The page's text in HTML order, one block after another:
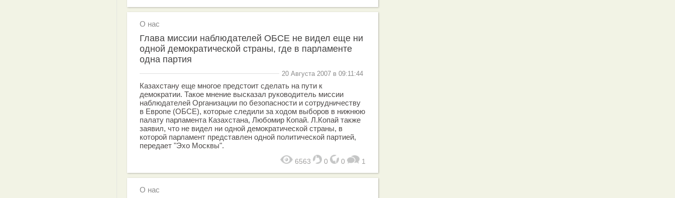
О нас
Глава миссии наблюдателей ОБСЕ не видел еще ни
одной демократической страны, где в парламенте
одна партия
20 Августа 2007 в 09:11:44
Казахстану еще многое предстоит сделать на пути к
демократии. Такое мнение высказал руководитель миссии
наблюдателей Организации по безопасности и сотрудничеству
в Европе (ОБСЕ), которые следили за ходом выборов в нижнюю
палату парламента Казахстана, Любомир Копай. Л.Копай также
заявил, что не видел ни одной демократической страны, в
которой парламент представлен одной политической партией,
передает "Эхо Москвы".
6563 0 0 1
О нас